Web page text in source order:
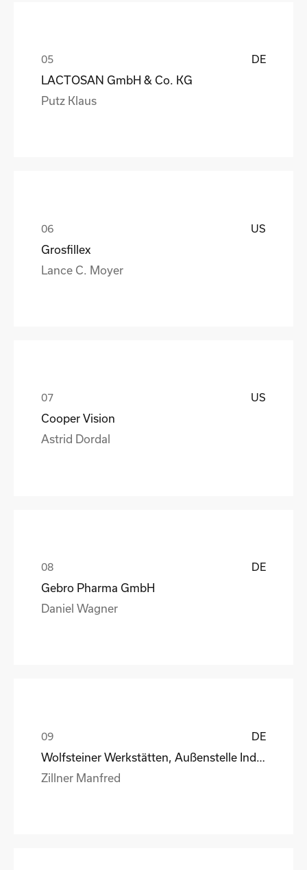
DE
LACTOSAN GmbH & Co. KG
Putz Klaus
US
Grosfillex
Lance C. Moyer
US
Cooper Vision
Astrid Dordal
DE
Gebro Pharma GmbH
Daniel Wagner
DE
Zillner Manfred